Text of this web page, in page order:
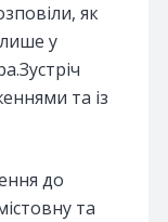
як
у
та із
до
та